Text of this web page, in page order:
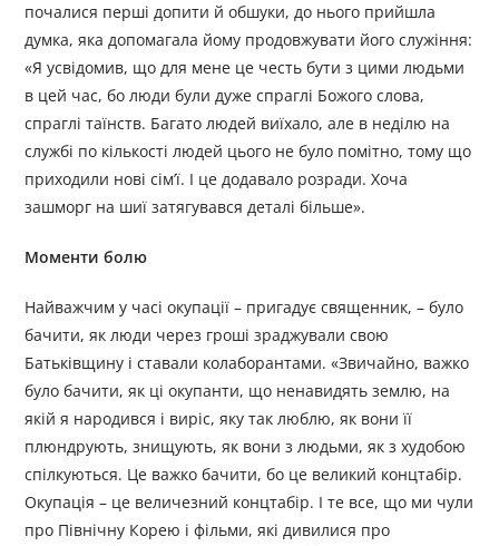
почалися перші допити й обшуки, до нього прийшла
думка, яка допомагала йому продовжувати його служіння:
«Я усвідомив, що для мене це честь бути з цими людьми
в цей час, бо люди були дуже спраглі Божого слова,
спраглі таїнств. Багато людей виїхало, але в неділю на
службі по кількості людей цього не було помітно, тому що
приходили нові сім’ї. І це додавало розради. Хоча
зашморг на шиї затягувався деталі більше».
Моменти болю
Найважчим у часі окупації – пригадує священник, – було
бачити, як люди через гроші зраджували свою
Батьківщину і ставали колаборантами. «Звичайно, важко
було бачити, як ці окупанти, що ненавидять землю, на
якій я народився і виріс, яку так люблю, як вони її
плюндрують, знищують, як вони з людьми, як з худобою
спілкуються. Це важко бачити, бо це великий концтабір.
Окупація – це величезний концтабір. І те все, що ми чули
про Північну Корею і фільми, які дивилися про